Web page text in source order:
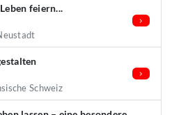
feiern...
Schweiz